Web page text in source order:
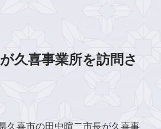
久喜事業所を訪問さ
久喜市の田中暄二市長が久喜事